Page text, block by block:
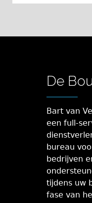
De
Bart van
een full-
bureau
bedrijven
tijdens uw
fase van